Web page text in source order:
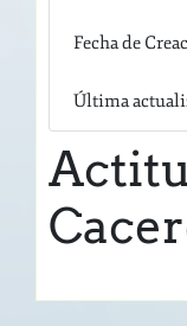
Fecha de
Última